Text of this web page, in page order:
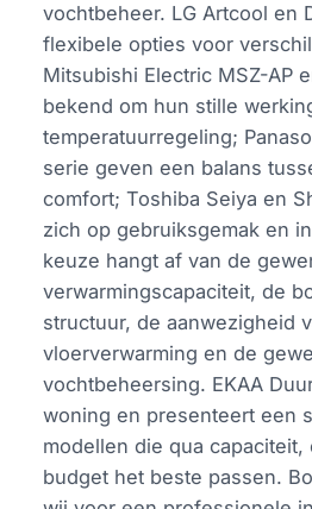
vochtbeheer. LG Artcool en
flexibele opties voor
Mitsubishi Electric MSZ-AP
bekend om hun stille
temperatuurregeling;
serie geven een balans
comfort; Toshiba Seiya en
zich op gebruiksgemak en
keuze hangt af van de
verwarmingscapaciteit, de
structuur, de aanwezigheid
vloerverwarming en de
vochtbeheersing. EKAA
woning en presenteert een
modellen die qua
budget het beste passen.